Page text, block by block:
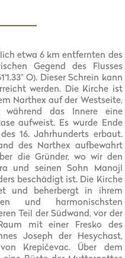
etwa 6 km entfernten des
Gegend des Flusses
O). Dieser Schrein kann
werden. Die Kirche ist
Narthex auf der Westseite,
das Innere eine
aufweist. Es wurde Ende
16. Jahrhunderts erbaut.
des Narthex aufbewahrt
die Gründer, wo wir den
und seinen Sohn Manojl
beschädigt ist. Die Kirche
und beherbergt in ihrem
und harmonischsten
Teil der Südwand, vor der
mit einer Fresko des
Joseph der Hesychast,
Krepičevac. Über dem